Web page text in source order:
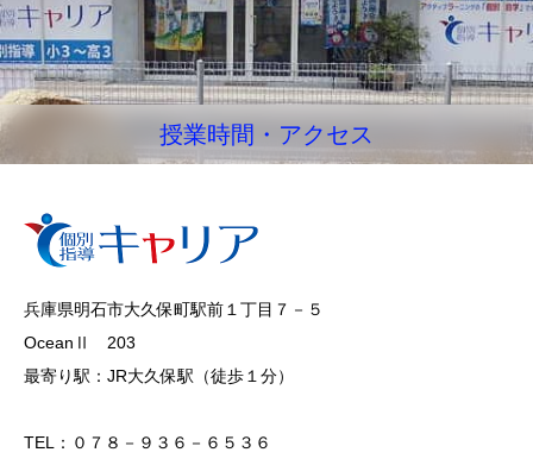
授業時間・アクセス
兵庫県明石市大久保町駅前１丁目７－５
OceanⅡ 203
最寄り駅：JR大久保駅（徒歩１分）
TEL：０７８－９３６－６５３６